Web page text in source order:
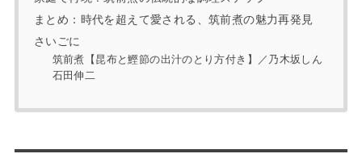
まとめ：時代を超えて愛される、筑前煮の魅力再発見
さいごに
筑前煮【昆布と鰹節の出汁のとり方付き】／乃木坂しん
石田伸二